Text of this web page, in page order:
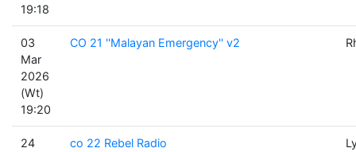
19:18
03
Mar
2026
(Wt)
19:20
CO 21 ''Malayan Emergency'' v2
24
co 22 Rebel Radio